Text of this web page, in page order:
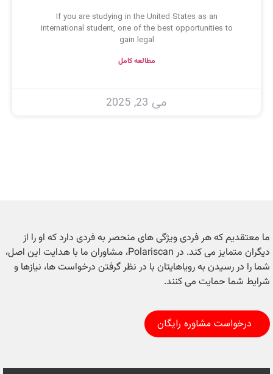
If you are studying in the United States as an
international student, one of the best opportunities to
gain legal
مطالعه کامل
می 23, 2025
ما معتقدیم که هر فردی ویژگی های منحصر به فردی دارد که او را از
دیگران متمایز می کند. در Polariscan، مشاوران ما با هدایت این اصل،
شما را در رسیدن به رویاهایتان با در نظر گرفتن درخواست ها، نیازها و
شرایط شما حمایت می کنند.
درخواست مشاوره رایگان